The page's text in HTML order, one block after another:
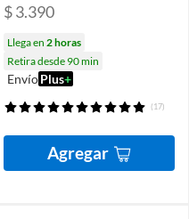
$ 3.390
Llega en 2 horas
Retira desde 90 min
EnvíoPlus+
(17)
Agregar